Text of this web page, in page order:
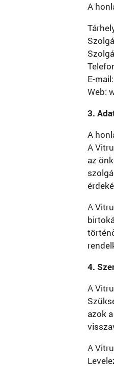
A
E-
Web:
3.
A
A
az
A
4.
A
azok
A